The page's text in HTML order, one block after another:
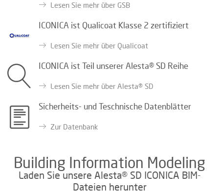
Lesen Sie mehr über GSB
ICONICA ist Qualicoat Klasse 2 zertifiziert
Lesen Sie mehr über Qualicoat
ICONICA ist Teil unserer Alesta® SD Reihe
Lesen Sie mehr über Alesta® SD
Sicherheits- und Teschnische Datenblätter
Zur Datenbank
Building Information Modeling
Laden Sie unsere Alesta® SD ICONICA BIM-
Dateien herunter